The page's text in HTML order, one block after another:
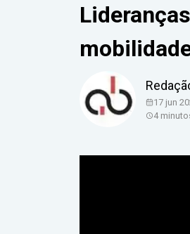
17 jun
4